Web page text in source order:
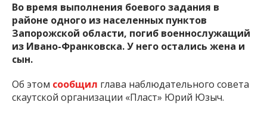
Во время выполнения боевого задания в
районе одного из населенных пунктов
Запорожской области, погиб военнослужащий
из Ивано-Франковска. У него остались жена и
сын.
Об этом сообщил глава наблюдательного совета
скаутской организации «Пласт» Юрий Юзыч.